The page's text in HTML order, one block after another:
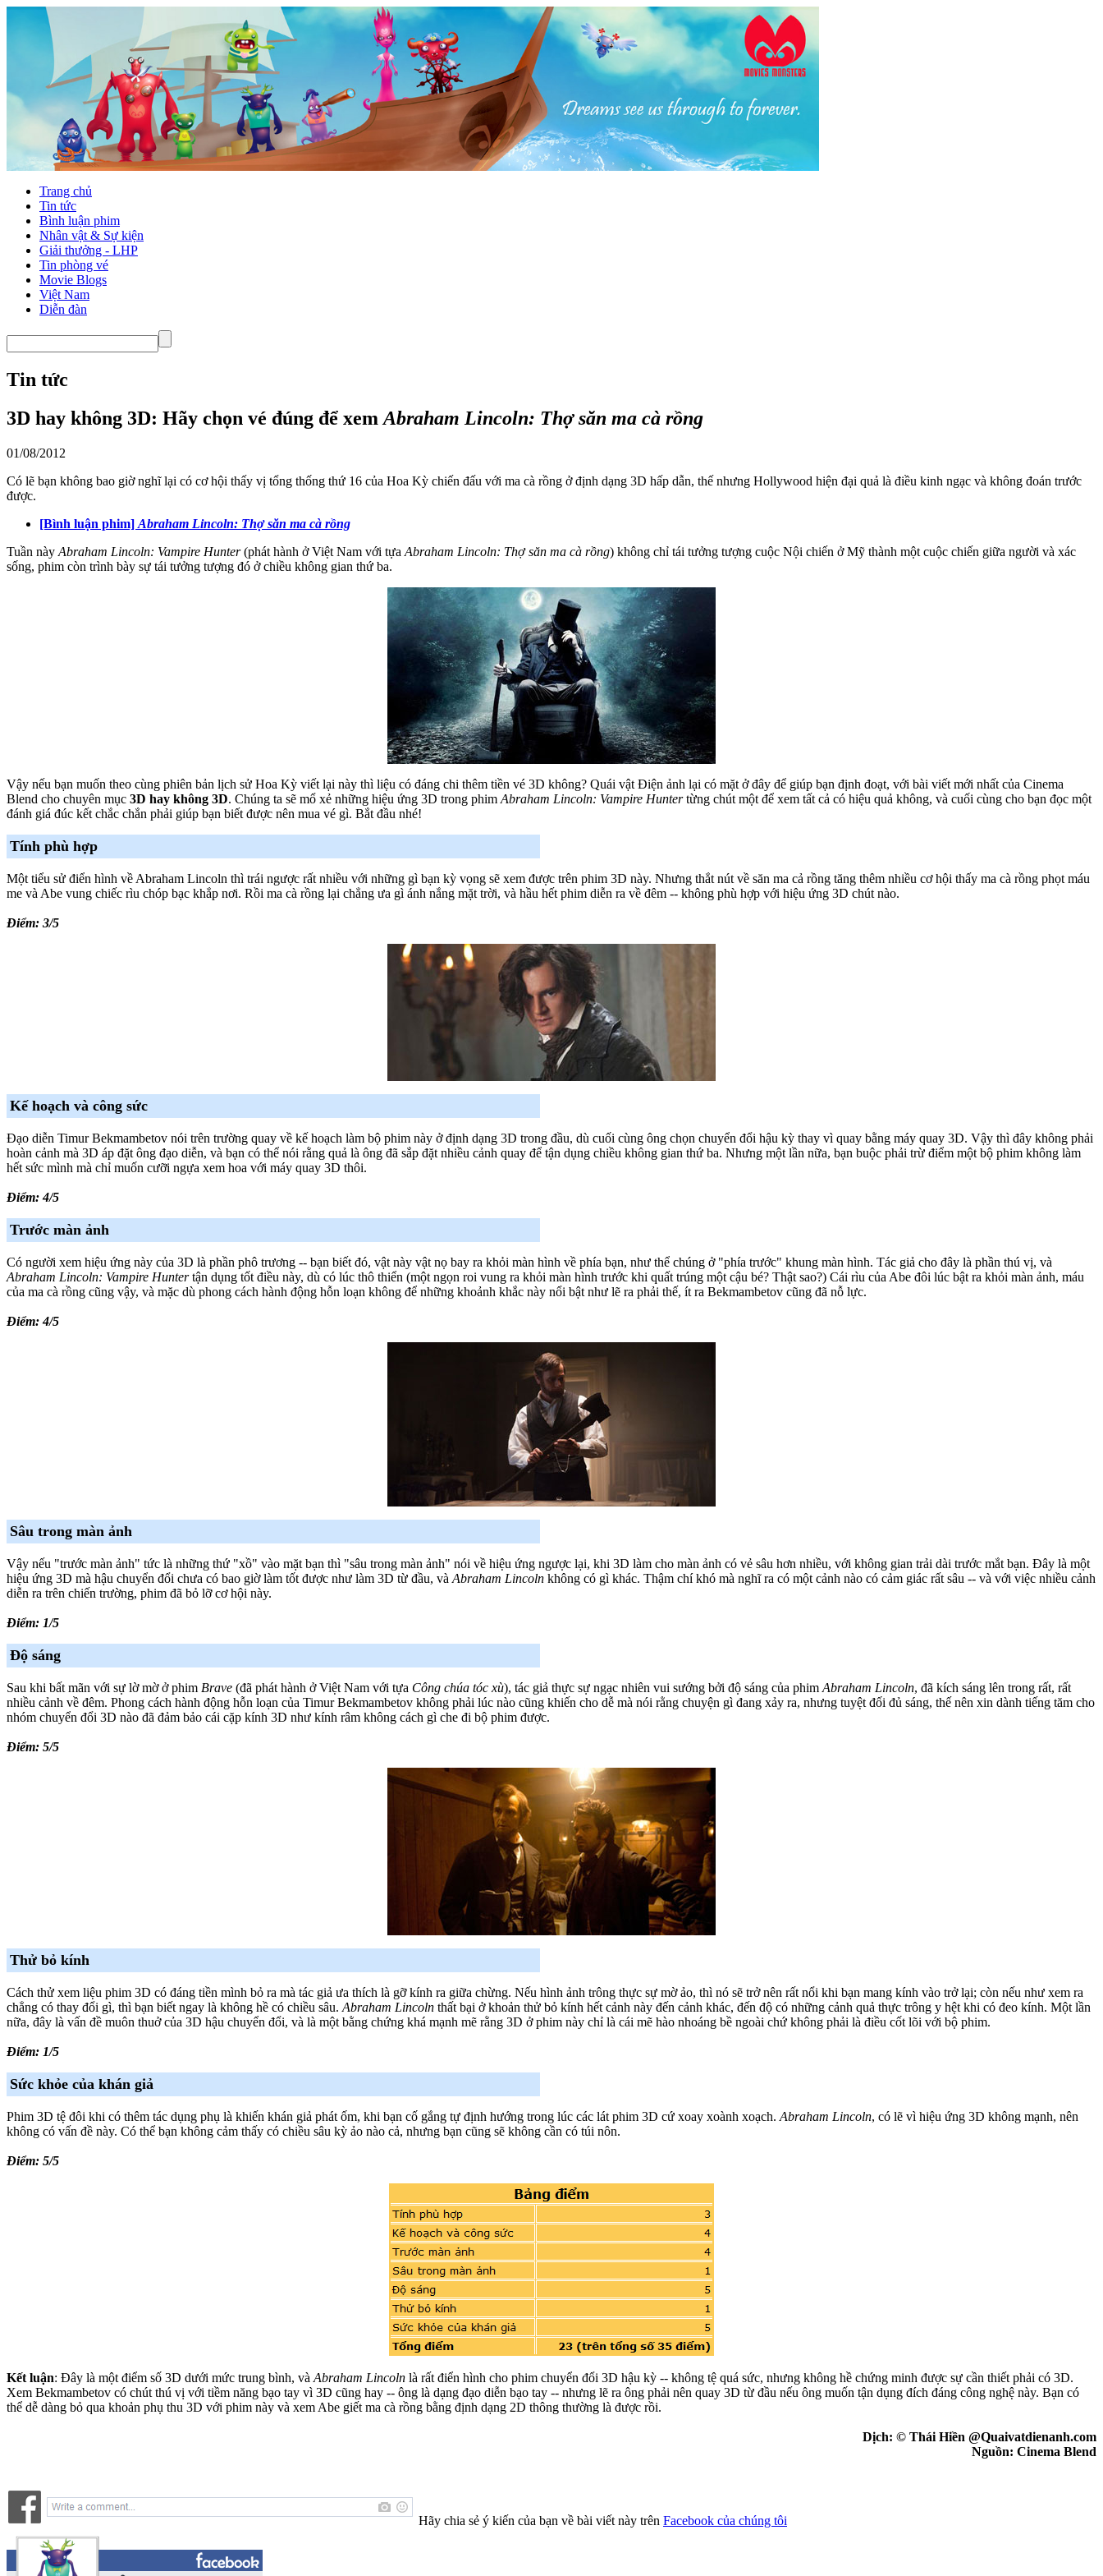
Trang chủ
Tin tức
Bình luận phim
Nhân vật & Sự kiện
Giải thưởng - LHP
Tin phòng vé
Movie Blogs
Việt Nam
Diễn đàn
Tin tức
3D hay không 3D: Hãy chọn vé đúng để xem Abraham Lincoln: Thợ săn ma cà rồng
01/08/2012
Có lẽ bạn không bao giờ nghĩ lại có cơ hội thấy vị tổng thống thứ 16 của Hoa Kỳ chiến đấu với ma cà rồng ở định dạng 3D hấp dẫn, thế nhưng Hollywood hiện đại quả là điều kinh ngạc và không đoán trước
được.
[Bình luận phim] Abraham Lincoln: Thợ săn ma cà rồng
Tuần này Abraham Lincoln: Vampire Hunter(phát hành ở Việt Nam với tựa Abraham Lincoln: Thợ săn ma cà rồng) không chỉ tái tưởng tượng cuộc Nội chiến ở Mỹ thành một cuộc chiến giữa người và xác
sống, phim còn trình bày sự tái tưởng tượng đó ở chiều không gian thứ ba.
Vậy nếu bạn muốn theo cùng phiên bản lịch sử Hoa Kỳ viết lại này thì liệu có đáng chi thêm tiền vé 3D không? Quái vật Điện ảnh lại có mặt ở đây để giúp bạn định đoạt, với bài viết mới nhất của Cinema
Blend cho chuyên mục 3D hay không 3D. Chúng ta sẽ mổ xẻ những hiệu ứng 3D trong phim Abraham Lincoln: Vampire Huntertừng chút một để xem tất cả có hiệu quả không, và cuối cùng cho bạn đọc một
đánh giá đúc kết chắc chắn phải giúp bạn biết được nên mua vé gì. Bắt đầu nhé!
Tính phù hợp
Một tiểu sử điển hình về Abraham Lincoln thì trái ngược rất nhiều với những gì bạn kỳ vọng sẽ xem được trên phim 3D này. Nhưng thắt nút về săn ma cả rồng tăng thêm nhiều cơ hội thấy ma cà rồng phọt máu
me và Abe vung chiếc rìu chóp bạc khắp nơi. Rồi ma cà rồng lại chẳng ưa gì ánh nắng mặt trời, và hầu hết phim diễn ra về đêm -- không phù hợp với hiệu ứng 3D chút nào.
Điểm: 3/5
Kế hoạch và công sức
Đạo diễn Timur Bekmambetov nói trên trường quay về kế hoạch làm bộ phim này ở định dạng 3D trong đầu, dù cuối cùng ông chọn chuyển đổi hậu kỳ thay vì quay bằng máy quay 3D. Vậy thì đây không phải
hoàn cảnh mà 3D áp đặt ông đạo diễn, và bạn có thể nói rằng quả là ông đã sắp đặt nhiều cảnh quay để tận dụng chiều không gian thứ ba. Nhưng một lần nữa, bạn buộc phải trừ điểm một bộ phim không làm
hết sức mình mà chỉ muốn cưỡi ngựa xem hoa với máy quay 3D thôi.
Điểm: 4/5
Trước màn ảnh
Có người xem hiệu ứng này của 3D là phần phô trương -- bạn biết đó, vật này vật nọ bay ra khỏi màn hình về phía bạn, như thể chúng ở "phía trước" khung màn hình. Tác giả cho đây là phần thú vị, và
Abraham Lincoln: Vampire Huntertận dụng tốt điều này, dù có lúc thô thiển (một ngọn roi vung ra khỏi màn hình trước khi quất trúng một cậu bé? Thật sao?) Cái rìu của Abe đôi lúc bật ra khỏi màn ảnh, máu
của ma cà rồng cũng vậy, và mặc dù phong cách hành động hỗn loạn không để những khoảnh khắc này nổi bật như lẽ ra phải thế, ít ra Bekmambetov cũng đã nỗ lực.
Điểm: 4/5
Sâu trong màn ảnh
Vậy nếu "trước màn ảnh" tức là những thứ "xồ" vào mặt bạn thì "sâu trong màn ảnh" nói về hiệu ứng ngược lại, khi 3D làm cho màn ảnh có vẻ sâu hơn nhiều, với không gian trải dài trước mắt bạn. Đây là một
hiệu ứng 3D mà hậu chuyển đổi chưa có bao giờ làm tốt được như làm 3D từ đầu, và Abraham Lincoln không có gì khác. Thậm chí khó mà nghĩ ra có một cảnh nào có cảm giác rất sâu -- và với việc nhiều cảnh
diễn ra trên chiến trường, phim đã bỏ lỡ cơ hội này.
Điểm: 1/5
Độ sáng
Sau khi bất mãn với sự lờ mờ ở phim Brave (đã phát hành ở Việt Nam với tựa Công chúa tóc xù), tác giả thực sự ngạc nhiên vui sướng bởi độ sáng của phim Abraham Lincoln, đã kích sáng lên trong rất, rất
nhiều cảnh về đêm. Phong cách hành động hỗn loạn của Timur Bekmambetov không phải lúc nào cũng khiến cho dễ mà nói rằng chuyện gì đang xảy ra, nhưng tuyệt đối đủ sáng, thế nên xin dành tiếng tăm cho
nhóm chuyển đổi 3D nào đã đảm bảo cái cặp kính 3D như kính râm không cách gì che đi bộ phim được.
Điểm: 5/5
Thử bỏ kính
Cách thử xem liệu phim 3D có đáng tiền mình bỏ ra mà tác giả ưa thích là gỡ kính ra giữa chừng. Nếu hình ảnh trông thực sự mờ ảo, thì nó sẽ trở nên rất nổi khi bạn mang kính vào trở lại; còn nếu như xem ra
chẳng có thay đổi gì, thì bạn biết ngay là không hề có chiều sâu. Abraham Lincoln thất bại ở khoản thử bỏ kính hết cảnh này đến cảnh khác, đến độ có những cảnh quả thực trông y hệt khi có đeo kính. Một lần
nữa, đây là vấn đề muôn thuở của 3D hậu chuyển đổi, và là một bằng chứng khá mạnh mẽ rằng 3D ở phim này chỉ là cái mẽ hào nhoáng bề ngoài chứ không phải là điều cốt lõi với bộ phim.
Điểm: 1/5
Sức khỏe của khán giả
Phim 3D tệ đôi khi có thêm tác dụng phụ là khiến khán giả phát ốm, khi bạn cố gắng tự định hướng trong lúc các lát phim 3D cứ xoay xoành xoạch. Abraham Lincoln, có lẽ vì hiệu ứng 3D không mạnh, nên
không có vấn đề này. Có thể bạn không cảm thấy có chiều sâu kỳ ảo nào cả, nhưng bạn cũng sẽ không cần có túi nôn.
Điểm: 5/5
Kết luận: Đây là một điểm số 3D dưới mức trung bình, và Abraham Lincoln là rất điển hình cho phim chuyển đổi 3D hậu kỳ -- không tệ quá sức, nhưng không hề chứng minh được sự cần thiết phải có 3D.
Xem Bekmambetov có chút thú vị với tiềm năng bạo tay vì 3D cũng hay -- ông là dạng đạo diễn bạo tay -- nhưng lẽ ra ông phải nên quay 3D từ đầu nếu ông muốn tận dụng đích đáng công nghệ này. Bạn có
thể dễ dàng bỏ qua khoản phụ thu 3D với phim này và xem Abe giết ma cà rồng bằng định dạng 2D thông thường là được rồi.
Dịch: © Thái Hiền @Quaivatdienanh.com
Nguồn: Cinema Blend
Hãy chia sẻ ý kiến của bạn về bài viết này trên Facebook của chúng tôi